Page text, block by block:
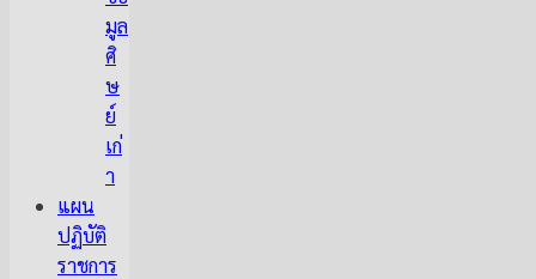
มูล
ศิ
ษ
ย์
เก่
า
แผน
ปฏิบัติ
ราชการ